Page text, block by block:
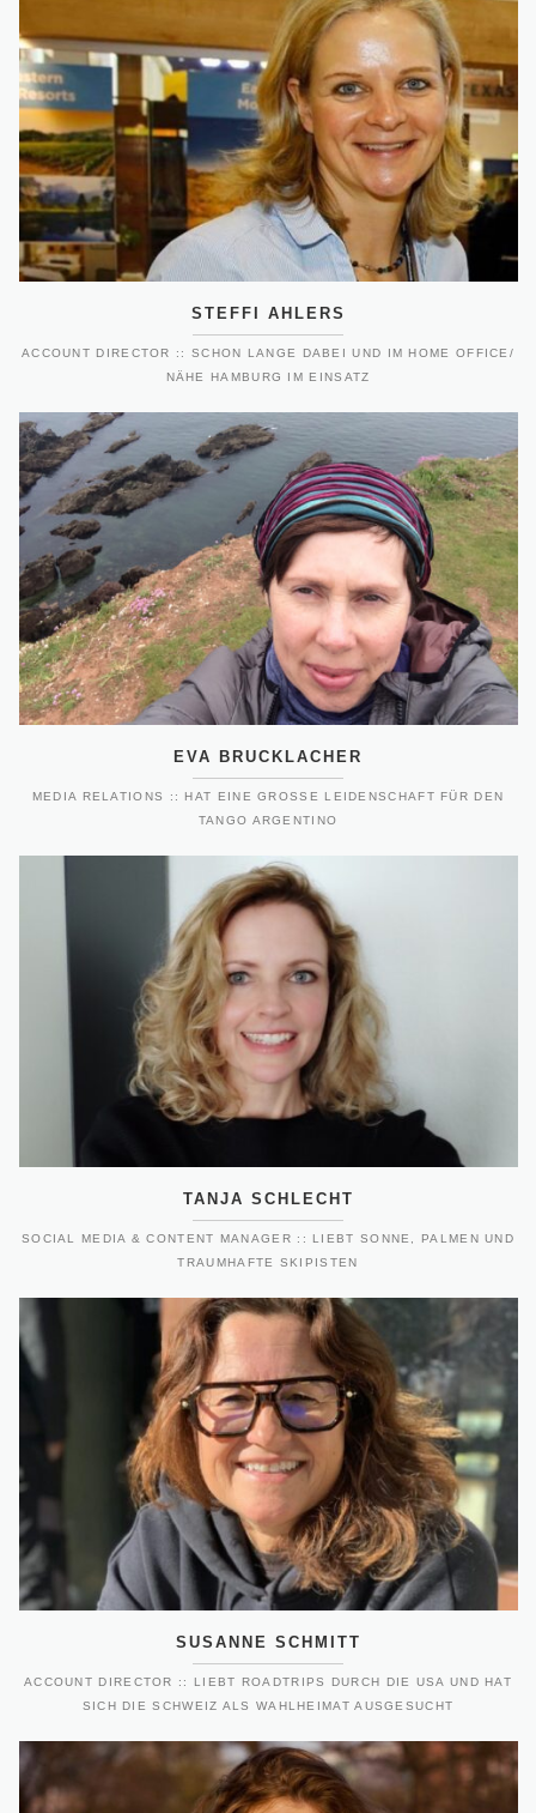
STEFFI AHLERS
ACCOUNT DIRECTOR :: SCHON LANGE DABEI UND IM HOME OFFICE/
NÄHE HAMBURG IM EINSATZ
EVA BRUCKLACHER
MEDIA RELATIONS :: HAT EINE GROSSE LEIDENSCHAFT FÜR DEN T
ANGO ARGENTINO
TANJA SCHLECHT
SOCIAL MEDIA & CONTENT MANAGER :: LIEBT SONNE, PALMEN UND
TRAUMHAFTE SKIPISTEN
SUSANNE SCHMITT
ACCOUNT DIRECTOR :: LIEBT ROADTRIPS DURCH DIE USA UND HAT
SICH DIE SCHWEIZ ALS WAHLHEIMAT AUSGESUCHT